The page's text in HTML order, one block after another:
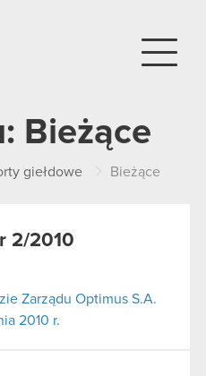
Bieżące
giełdowe Bieżące
2/2010
Zarządu Optimus S.A.
2010 r.